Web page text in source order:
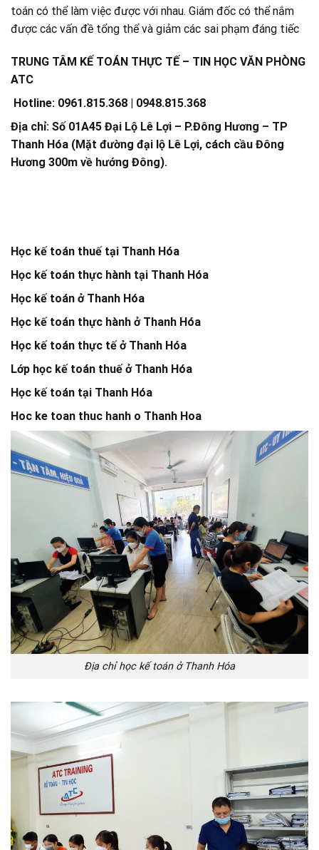
toán có thể làm việc được với nhau. Giám đốc có thể nắm
được các vấn đề tổng thể và giảm các sai phạm đáng tiếc
TRUNG TÂM KẾ TOÁN THỰC TẾ – TIN HỌC VĂN PHÒNG
ATC
Hotline: 0961.815.368 | 0948.815.368
Địa chỉ: Số 01A45 Đại Lộ Lê Lợi – P.Đông Hương – TP
Thanh Hóa (Mặt đường đại lộ Lê Lợi, cách cầu Đông
Hương 300m về hướng Đông).
Học kế toán thuế tại Thanh Hóa
Học kế toán thực hành tại Thanh Hóa
Học kế toán ở Thanh Hóa
Học kế toán thực hành ở Thanh Hóa
Học kế toán thực tế ở Thanh Hóa
Lớp học kế toán thuế ở Thanh Hóa
Học kế toán tại Thanh Hóa
Hoc ke toan thuc hanh o Thanh Hoa
Địa chỉ học kế toán ở Thanh Hóa